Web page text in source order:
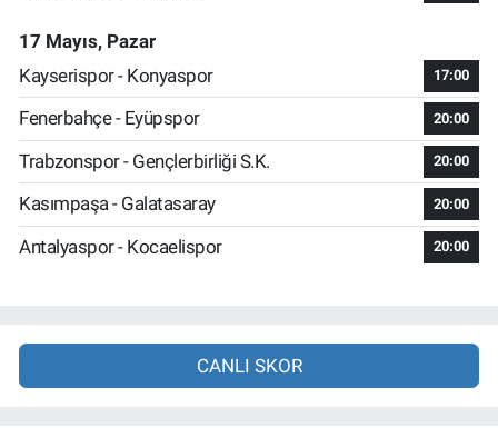
17 Mayıs, Pazar
Kayserispor - Konyaspor
17:00
Fenerbahçe - Eyüpspor 20:00
Trabzonspor - Gençlerbirliği S.K. 20:00
Kasımpaşa - Galatasaray 20:00
Antalyaspor - Kocaelispor 20:00
CANLI SKOR